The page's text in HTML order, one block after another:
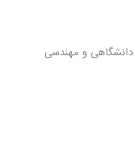
و مهندسی